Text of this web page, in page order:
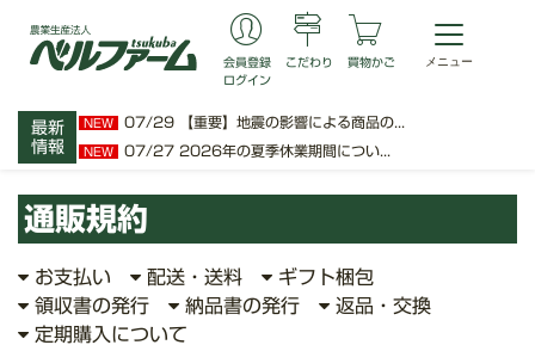
最新
情報
NEW 07/29 【重要】地震の影響による商品の...
NEW 07/27 2026年の夏季休業期間につい...
会員登録
ログイン
こだわり 買物かご
通販規約
お支払い 配送・送料
ギフト梱包
領収書の発行
納品書の発行
返品・交換
定期購入について